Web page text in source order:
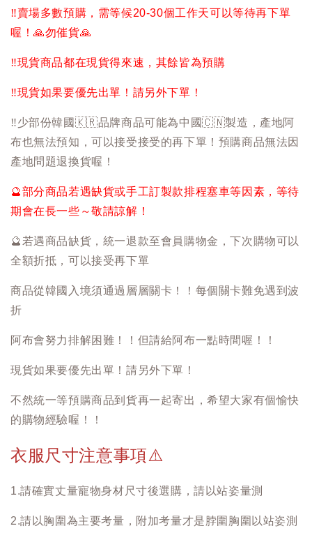
‼️賣場多數預購，需等候20-30個工作天可以等待再下單
喔！🙏勿催貨🙏
‼️現貨商品都在現貨得來速，其餘皆為預購
‼️現貨如果要優先出單！請另外下單！
‼️少部份韓國 🇰🇷品牌商品可能為中國🇨🇳製造，產地阿
布也無法預知，可以接受接受的再下單！預購商品無法因
產地問題退換貨喔！
🔮部分商品若遇缺貨或手工訂製款排程塞車等因素，等待
期會在長一些～敬請諒解！
🔮 若遇商品缺貨，統一退款至會員購物金，下次購物可以
全額折抵，可以接受再下單
商品從韓國入境須通過層層關卡！！每個關卡難免遇到波
折
阿布會努力排解困難！！但請給阿布一點時間喔！！
現貨如果要優先出單！請另外下單！
不然統一等預購商品到貨再一起寄出，希望大家有個愉快
的購物經驗喔！！
衣服尺寸注意事項⚠️
1.請確實丈量寵物身材尺寸後選購，請以站姿量測
2.請以胸圍為主要考量，附加考量才是脖圍胸圍以站姿測